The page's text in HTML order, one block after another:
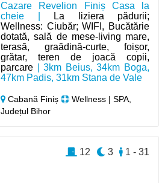
Cazare Revelion Finiș Casa la
cheie |
La liziera pădurii;
Wellness: Ciubăr; WIFI, Bucătărie
dotată, sală de mese-living mare,
terasă, graădină-curte, foișor,
grătar, teren de joacă copii,
parcare | 3km Beius, 34km Boga,
47km Padis, 31km Stana de Vale
Cabană Finiș
Wellness | SPA,
Județul Bihor
1 - 31
3
12